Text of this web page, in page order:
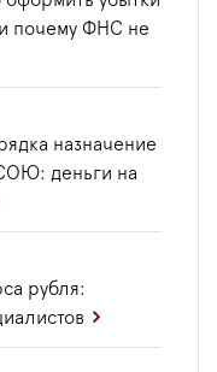
почему ФНС не
назначение
деньги на
рубля: